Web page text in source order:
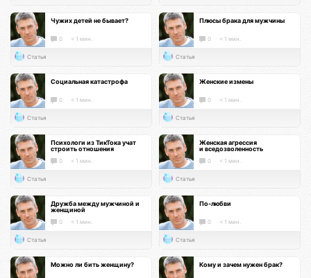
Чужих детей не бывает?
0 < 1 мин.
Статья
Плюсы брака для мужчины
0 < 1 мин.
Статья
Социальная катастрофа
0 < 1 мин.
Статья
Женские измены
0 < 1 мин.
Статья
Психологи из ТикТока учат
строить отношения
0 < 1 мин.
Статья
Женская агрессия
и вседозволенность
0 < 1 мин.
Статья
Дружба между мужчиной и
женщиной
0 < 1 мин.
Статья
По-любви
0 < 1 мин.
Статья
Можно ли бить женщину? Кому и зачем нужен брак?